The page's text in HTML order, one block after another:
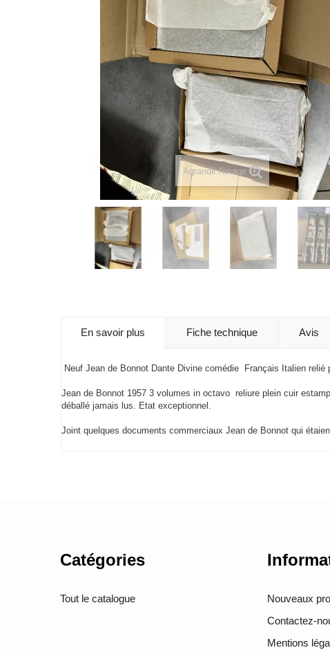
Agrandir l'image
En savoir plus Fiche technique Avis
Neuf Jean de Bonnot Dante Divine comédie Français Italien relié
Jean de Bonnot 1957 3 volumes in octavo reliure plein cuir
déballé jamais lus. Etat exceptionnel.
Joint quelques documents commerciaux Jean de Bonnot qui
Catégories
Tout le catalogue
Nouveaux
Contactez-
Mentions